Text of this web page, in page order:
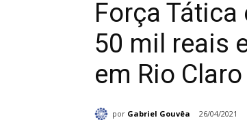
Força Tática
50 mil reais
em Rio Claro
por Gabriel Gouvêa 26/04/2021